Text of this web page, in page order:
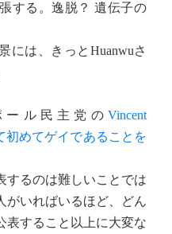
する。逸脱？ 遺伝子の
は、きっとHuanwuさ
ル民主党の Vincent
初めてゲイであることを
するのは難しいことでは
がいればいるほど、どん
表すること以上に大変な